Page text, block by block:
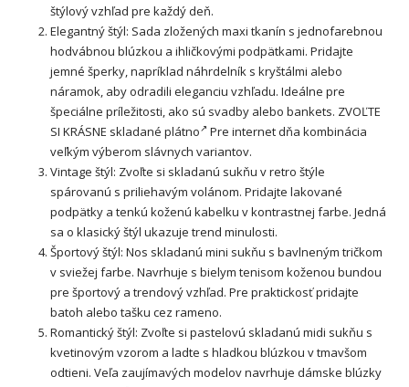
štýlový vzhľad pre každý deň.
Elegantný štýl: Sada zložených maxi tkanín s jednofarebnou
hodvábnou blúzkou a ihličkovými podpätkami. Pridajte
jemné šperky, napríklad náhrdelník s kryštálmi alebo
náramok, aby odradili eleganciu vzhľadu. Ideálne pre
špeciálne príležitosti, ako sú svadby alebo bankets. ZVOĽTE
SI KRÁSNE skladané plátno
Pre internet dňa kombinácia
veľkým výberom slávnych variantov.
Vintage štýl: Zvoľte si skladanú sukňu v retro štýle
spárovanú s priliehavým volánom. Pridajte lakované
podpätky a tenkú koženú kabelku v kontrastnej farbe. Jedná
sa o klasický štýl ukazuje trend minulosti.
Športový štýl: Nos skladanú mini sukňu s bavlneným tričkom
v sviežej farbe. Navrhuje s bielym tenisom koženou bundou
pre športový a trendový vzhľad. Pre praktickosť pridajte
batoh alebo tašku cez rameno.
Romantický štýl: Zvoľte si pastelovú skladanú midi sukňu s
kvetinovým vzorom a ladte s hladkou blúzkou v tmavšom
odtieni. Veľa zaujímavých modelov navrhuje dámske blúzky